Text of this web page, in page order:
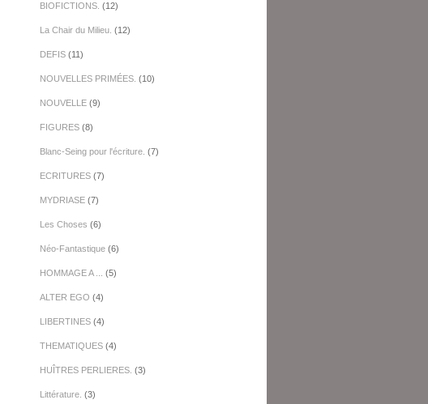
BIOFICTIONS. (12)
La Chair du Milieu. (12)
DEFIS(11)
NOUVELLES PRIMÉES. (10)
NOUVELLE(9)
FIGURES(8)
Blanc-Seing pour l'écriture. (7)
ECRITURES(7)
MYDRIASE(7)
Les Choses (6)
Néo-Fantastique(6)
HOMMAGE A ... (5)
ALTER EGO (4)
LIBERTINES(4)
THEMATIQUES(4)
HUÎTRES PERLIERES. (3)
Littérature. (3)